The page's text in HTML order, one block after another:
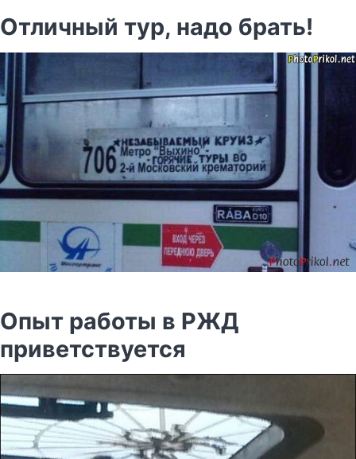
Отличный тур, надо брать!
Опыт работы в РЖД
приветствуется